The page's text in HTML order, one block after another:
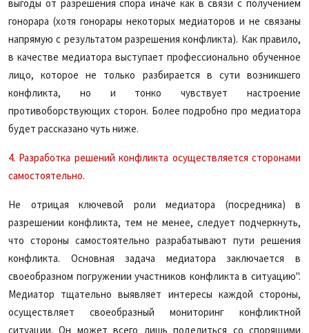
выгоды от разрешения спора иначе как в связи с получением
гонорара (хотя гонорары некоторых медиаторов и не связаны
напрямую с результатом разрешения конфликта). Как правило,
в качестве медиатора выступает профессионально обученное
лицо, которое не только разбирается в сути возникшего
конфликта, но и тонко чувствует настроение
противоборствующих сторон. Более подробно про медиатора
будет рассказано чуть ниже.
4. Разработка решений конфликта осуществляется сторонами
самостоятельно.
Не отрицая ключевой роли медиатора (посредника) в
разрешении конфликта, тем не менее, следует подчеркнуть,
что стороны самостоятельно разрабатывают пути решения
конфликта. Основная задача медиатора заключается в
своеобразном погружении участников конфликта в ситуацию".
Медиатор тщательно выявляет интересы каждой стороны,
осуществляет своеобразный мониторинг конфликтной
ситуации. Он может всего лишь поделиться со спорящими